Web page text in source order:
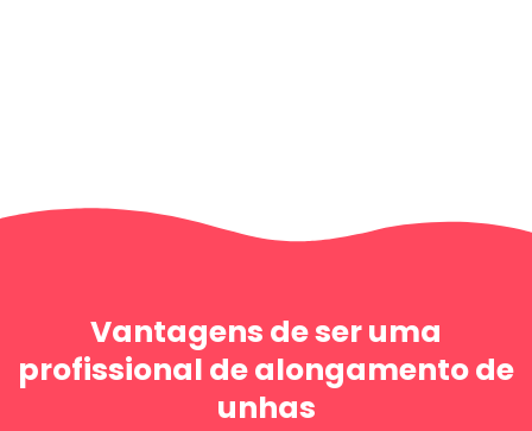
Vantagens de ser uma
profissional de alongamento de
unhas